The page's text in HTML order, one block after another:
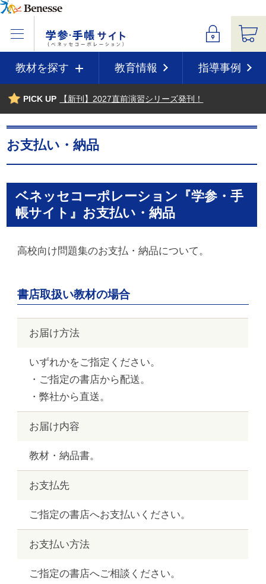
教材を探す 教育情報 指導事例
PICK UP 【新刊】2027直前演習シリーズ発刊！
お支払い・納品
ベネッセコーポレーション『学参・手
帳サイト』お支払い・納品
高校向け問題集のお支払・納品について。
書店取扱い教材の場合
お届け方法
いずれかをご指定ください。
・ご指定の書店から配送。
・弊社から直送。
お届け内容
教材・納品書。
お支払先
ご指定の書店へお支払いください。
お支払い方法
ご指定の書店へご相談ください。